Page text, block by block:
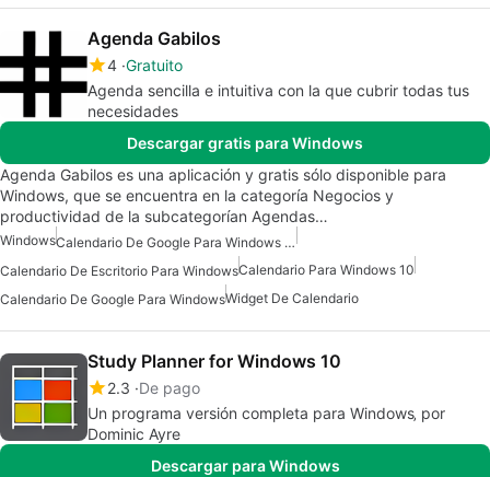
Agenda Gabilos
4 Gratuito
Agenda sencilla e intuitiva con la que cubrir todas tus
necesidades
Descargar gratis para Windows
Agenda Gabilos es una aplicación y gratis sólo disponible para
Windows, que se encuentra en la categoría Negocios y
productividad de la subcategorían Agendas…
Windows
Calendario De Google Para Windows Gratis
Calendario De Escritorio Para WindowsCalendario Para Windows 10
Calendario De Google Para WindowsWidget De Calendario
Study Planner for Windows 10
2.3 De pago
Un programa versión completa para Windows‚ por
Dominic Ayre
Descargar para Windows